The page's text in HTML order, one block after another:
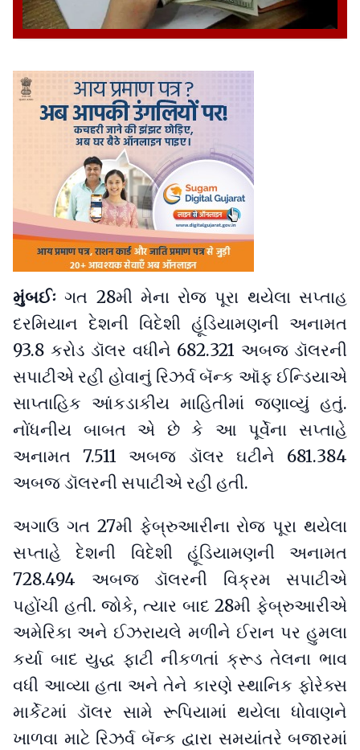
મુંબઈઃ ગત 28મી મેના રોજ પૂરા થયેલા સપ્તાહ
દરમિયાન દેશની વિદેશી હૂંડિયામણની અનામત
93.8 કરોડ ડૉલર વધીને 682.321 અબજ ડૉલરની
સપાટીએ રહી હોવાનું રિઝર્વ બૅન્ક ઑફ ઈન્ડિયાએ
સાપ્તાહિક આંકડાકીય માહિતીમાં જણાવ્યું હતું.
નોંધનીય બાબત એ છે કે આ પૂર્વેના સપ્તાહે
અનામત 7.511 અબજ ડૉલર ઘટીને 681.384
અબજ ડૉલરની સપાટીએ રહી હતી.
અગાઉ ગત 27મી ફેબ્રુઆરીના રોજ પૂરા થયેલા
સપ્તાહે દેશની વિદેશી હૂંડિયામણની અનામત
728.494 અબજ ડૉલરની વિક્રમ સપાટીએ
પહોંચી હતી. જોકે, ત્યાર બાદ 28મી ફેબ્રુઆરીએ
અમેરિકા અને ઈઝરાયલે મળીને ઈરાન પર હુમલા
કર્યા બાદ યુદ્ધ ફાટી નીકળતાં ક્રૂડ તેલના ભાવ
વધી આવ્યા હતા અને તેને કારણે સ્થાનિક ફોરેક્સ
માર્કેટમાં ડૉલર સામે રૂપિયામાં થયેલા ધોવાણને
ખાળવા માટે રિઝર્વ બૅન્ક દ્વારા સમયાંતરે બજારમાં